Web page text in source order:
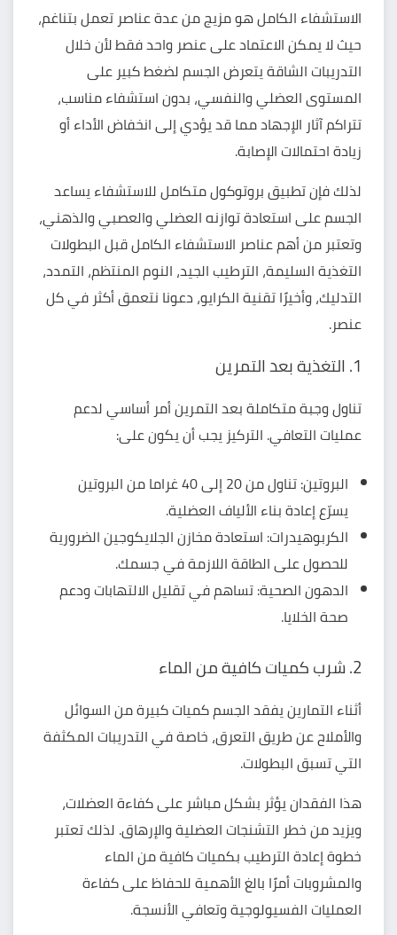
الاستشفاء الكامل هو مزيج من عدة عناصر تعمل بتناغم،
حيث لا يمكن الاعتماد على عنصر واحد فقط لأن خلال
التدريبات الشاقة يتعرض الجسم لضغط كبير على
المستوى العضلي والنفسي، بدون استشفاء مناسب،
تتراكم آثار الإجهاد مما قد يؤدي إلى انخفاض الأداء أو
زيادة احتمالات الإصابة.
لذلك فإن تطبيق بروتوكول متكامل للاستشفاء يساعد
الجسم على استعادة توازنه العضلي والعصبي والذهني،
وتعتبر من أهم عناصر الاستشفاء الكامل قبل البطولات
التغذية السليمة، الترطيب الجيد، النوم المنتظم، التمدد،
التدليك، وأخيرًا تقنية الكرايو، دعونا نتعمق أكثر في كل
عنصر.
1. التغذية بعد التمرين
تناول وجبة متكاملة بعد التمرين أمر أساسي لدعم
عمليات التعافي. التركيز يجب أن يكون على:
البروتين: تناول من 20 إلى 40 غراما من البروتين
يسرّع إعادة بناء الألياف العضلية.
الكربوهيدرات: استعادة مخازن الجلايكوجين الضرورية
للحصول علىالطاقةاللازمة في جسمك.
الدهون الصحية: تساهم في تقليل الالتهابات ودعم
صحة الخلايا.
2. شرب كميات كافية من الماء
أثناء التمارين يفقد الجسم كميات كبيرة من السوائل
والأملاح عن طريق التعرق، خاصة في التدريبات المكثفة
التي تسبق البطولات.
هذا الفقدان يؤثر بشكل مباشر على كفاءة العضلات،
ويزيد من خطر التشنجات العضلية والإرهاق. لذلك تعتبر
خطوة إعادة الترطيببكميات كافية من الماء
والمشروبات أمرًا بالغ الأهمية للحفاظ على كفاءة
العمليات الفسيولوجية وتعافي الأنسجة.